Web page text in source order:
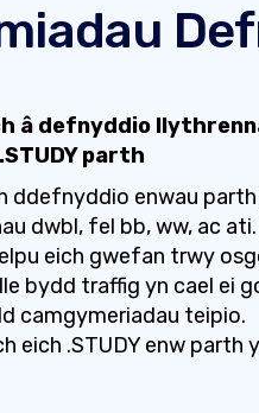
â defnyddio
parth
ddefnyddio enwau
dwbl, fel bb, ww, ac
eich gwefan trwy
bydd traffig yn cael ei
camgymeriadau teipio.
eich .STUDY enw parth